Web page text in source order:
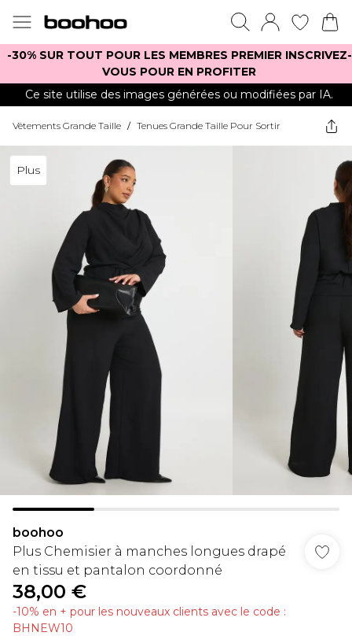
-30% SUR TOUT POUR LES MEMBRES PREMIER INSCRIVEZ-
VOUS POUR EN PROFITER
Ce site utilise des images générées ou modifiées par IA.
Vêtements Grande Taille / Tenues Grande Taille Pour Sortir
Plus
boohoo
Plus Chemisier à manches longues drapé
en tissu et pantalon coordonné
38,00 €
-10% en + pour les nouveaux clients avec le code :
BHNEW10